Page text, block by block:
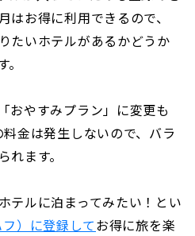
はお得に利用できるので、
たいホテルがあるかどうか
おやすみプラン」に変更も
金は発生しないので、バラ
ます。
テルに泊まってみたい！とい
）に登録してお得に旅を楽